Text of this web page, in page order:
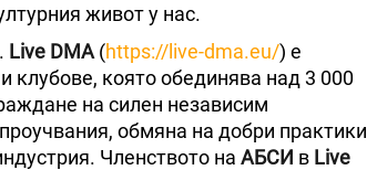
живот у нас.
. Live DMA (https://live-dma.eu/) е
която обединява над 3 000
на силен независим
обмяна на добри практики
Членството на АБСИ в Live